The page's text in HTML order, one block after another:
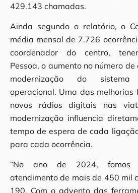
429.143 chamadas.
Ainda segundo o relatório, o
média mensal de 7.726
coordenador do centro,
Pessoa, o aumento no número
modernização do sistema
operacional. Uma das
novos rádios digitais nas
modernização influencia
tempo de espera de cada
para cada ocorrência.
“No ano de 2024, fomos
atendimento de mais de 450 mil
190. Com o advento das